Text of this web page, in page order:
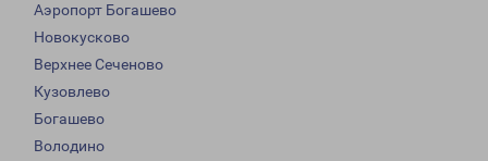
Аэропорт Богашево
Новокусково
Верхнее Сеченово
Кузовлево
Богашево
Володино